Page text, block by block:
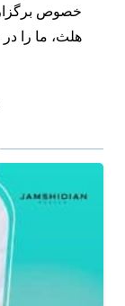
خصوص
هلث، ما را